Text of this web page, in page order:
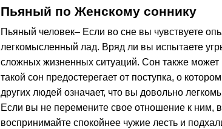
Пьяный по Женскому соннику
Пьяный человек– Если во сне вы чувствуете
легкомысленный лад. Вряд ли вы испытаете
сложных жизненных ситуаций. Сон также
такой сон предостерегает от поступка, о
других людей означает, что вы довольно
Если вы не перемените свое отношение к ним,
воспринимайте спокойнее чужие лесть и